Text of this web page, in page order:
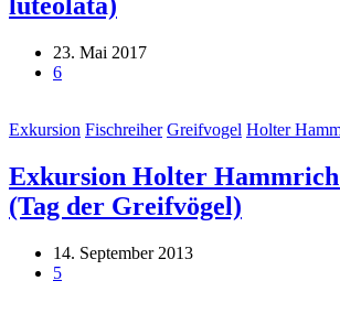
luteolata)
23. Mai 2017
6
Exkursion Fischreiher Greifvogel Holter
Exkursion Holter Hammrich
(Tag der Greifvögel)
14. September 2013
5